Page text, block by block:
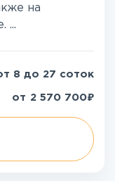
на
...
8 до 27 соток
от 2 570 700₽